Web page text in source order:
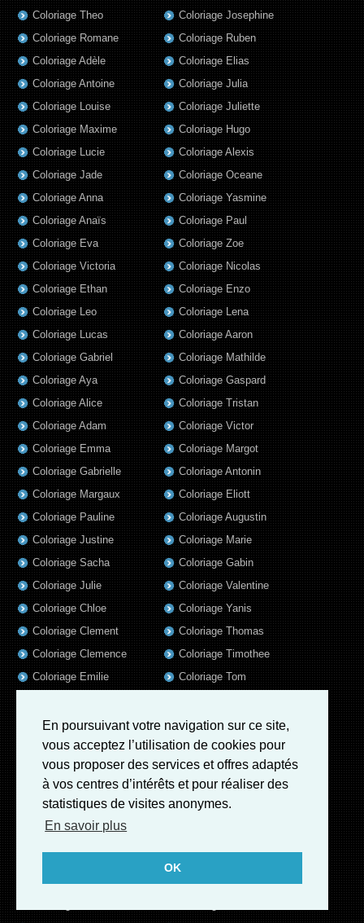
En poursuivant votre navigation sur ce site,
vous acceptez l’utilisation de cookies pour
vous proposer des services et offres adaptés
à vos centres d’intérêts et pour réaliser des
statistiques de visites anonymes.
En savoir plus
OK
Coloriage Theo
Coloriage Romane
Coloriage Adèle
Coloriage Antoine
Coloriage Louise
Coloriage Maxime
Coloriage Lucie
Coloriage Jade
Coloriage Anna
Coloriage Anaïs
Coloriage Eva
Coloriage Victoria
Coloriage Ethan
Coloriage Leo
Coloriage Lucas
Coloriage Gabriel
Coloriage Aya
Coloriage Alice
Coloriage Adam
Coloriage Emma
Coloriage Gabrielle
Coloriage Josephine
Coloriage Ruben
Coloriage Elias
Coloriage Julia
Coloriage Juliette
Coloriage Hugo
Coloriage Alexis
Coloriage Oceane
Coloriage Yasmine
Coloriage Paul
Coloriage Zoe
Coloriage Nicolas
Coloriage Enzo
Coloriage Lena
Coloriage Aaron
Coloriage Mathilde
Coloriage Gaspard
Coloriage Tristan
Coloriage Victor
Coloriage Margot
Coloriage Antonin
Coloriage Margaux
Coloriage Pauline
Coloriage Justine
Coloriage Sacha
Coloriage Julie
Coloriage Chloe
Coloriage Clement
Coloriage Clemence
Coloriage Emilie
Coloriage Lola
Coloriage Samuel
Coloriage Valentin
Coloriage Jules
Coloriage Romain
Coloriage Garance
Coloriage Eliott
Coloriage Augustin
Coloriage Marie
Coloriage Gabin
Coloriage Valentine
Coloriage Yanis
Coloriage Thomas
Coloriage Timothee
Coloriage Tom
Coloriage Baptiste
Coloriage Lisa
Coloriage Alix
Coloriage Mathis
Coloriage Matthieu
Coloriage Jeanne